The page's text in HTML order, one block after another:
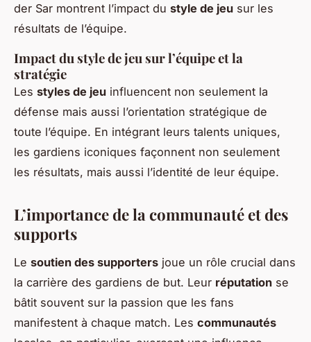
der Sar montrent l’impact du style de jeu sur les
résultats de l’équipe.
Impact du style de jeu sur l’équipe et la
stratégie
Les styles de jeu influencent non seulement la
défense mais aussi l’orientation stratégique de
toute l’équipe. En intégrant leurs talents uniques,
les gardiens iconiques façonnent non seulement
les résultats, mais aussi l’identité de leur équipe.
L’importance de la communauté et des
supports
Le soutien des supporters joue un rôle crucial dans
la carrière des gardiens de but. Leur réputation se
bâtit souvent sur la passion que les fans
manifestent à chaque match. Les communautés